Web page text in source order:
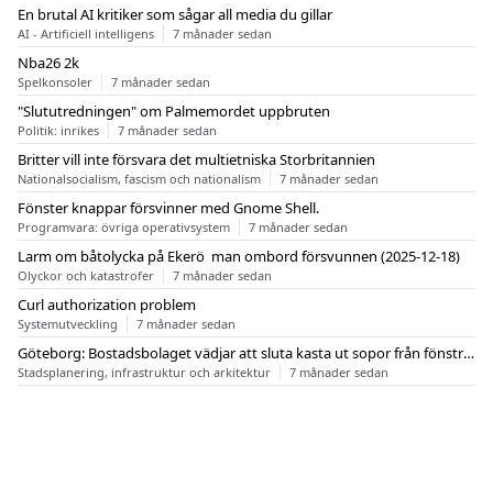
En brutal AI kritiker som sågar all media du gillar
AI - Artificiell intelligens 7 månader sedan
Nba26 2k
Spelkonsoler 7 månader sedan
"Slututredningen" om Palmemordet uppbruten
Politik: inrikes 7 månader sedan
Britter vill inte försvara det multietniska Storbritannien
Nationalsocialism, fascism och nationalism 7 månader sedan
Fönster knappar försvinner med Gnome Shell.
Programvara: övriga operativsystem 7 månader sedan
Larm om båtolycka på Ekerö  man ombord försvunnen (2025-12-18)
Olyckor och katastrofer 7 månader sedan
Curl authorization problem
Systemutveckling 7 månader sedan
Göteborg: Bostadsbolaget vädjar att sluta kasta ut sopor från fönstren
Stadsplanering, infrastruktur och arkitektur 7 månader sedan